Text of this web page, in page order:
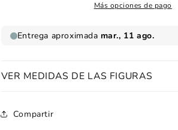
Más opciones de pago
VER MEDIDAS DE LAS FIGURAS
Compartir